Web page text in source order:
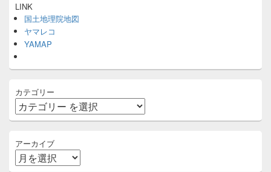
LINK
国土地理院地図
ヤマレコ
YAMAP
カテゴリー
アーカイブ